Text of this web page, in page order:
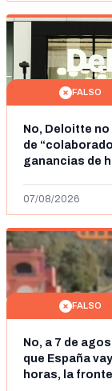
FALSO
No, Deloitte
de
ganancias de
07/08/2026
FALSO
No, a 7 de
que España
horas, la